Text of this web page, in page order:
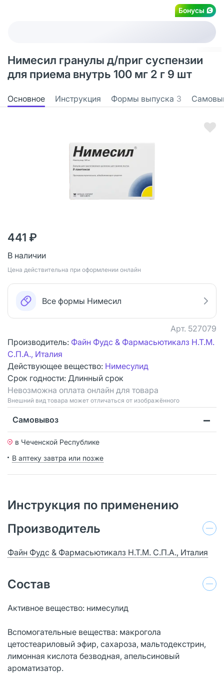
Бонусы
Нимесил гранулы д/приг суспензии
для приема внутрь 100 мг 2 г 9 шт
Основное Инструкция Формы выпуска 3
441 ₽
В наличии
Цена действительна при оформлении онлайн
Все формы Нимесил
Арт. 527079
Производитель: Файн Фудс & Фармасьютикалз Н.Т.М.
С.П.А., Италия
Действующее вещество: Нимесулид
Срок годности: Длинный срок
Невозможна оплата онлайн для товара
Bнешний вид товара может отличаться от изображённого
Самовывоз
в Чеченской Республике
В аптеку завтра или позже
Инструкция по применению
Производитель
Файн Фудс & Фармасьютикалз Н.Т.М. С.П.А., Италия
Состав
Активное вещество: нимесулид
Вспомогательные вещества: макрогола
цетостеариловый эфир, сахароза, мальтодекстрин,
лимонная кислота безводная, апельсиновый
ароматизатор.